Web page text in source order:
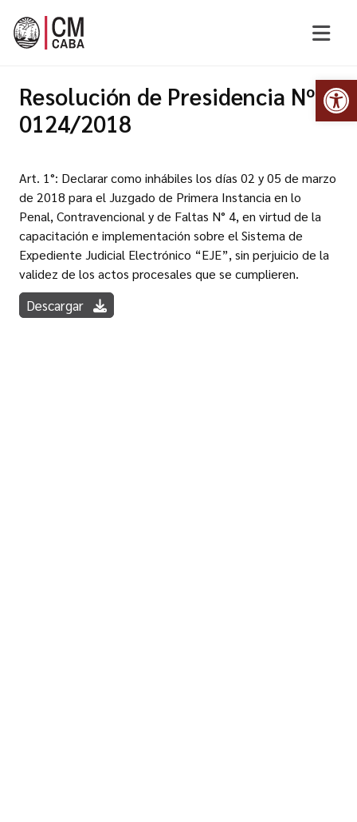
Resolución de Presidencia Nº
0124/2018
Art. 1°: Declarar como inhábiles los días 02 y 05 de marzo
de 2018 para el Juzgado de Primera Instancia en lo
Penal, Contravencional y de Faltas N° 4, en virtud de la
capacitación e implementación sobre el Sistema de
Expediente Judicial Electrónico “EJE”, sin perjuicio de la
validez de los actos procesales que se cumplieren.
Descargar